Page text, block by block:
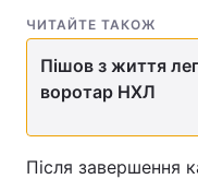
ЧИТАЙТЕ ТАКОЖ
Пішов з життя
воротар НХЛ
Після завершення